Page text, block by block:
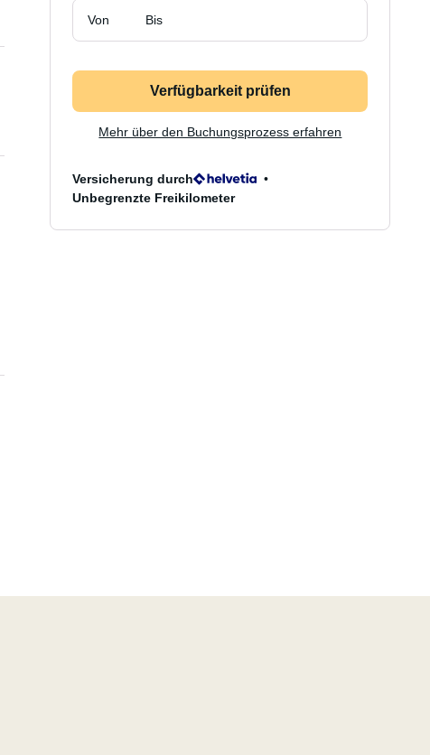
Von Bis
Verfügbarkeit prüfen
Mehr über den Buchungsprozess erfahren
Versicherung durch
Unbegrenzte Freikilometer